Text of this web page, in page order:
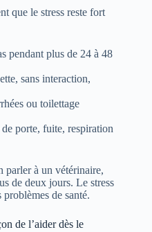
que le stress reste fort
pendant plus de 24 à 48
sans interaction,
ou toilettage
porte, fuite, respiration
parler à un vétérinaire,
de deux jours. Le stress
de santé.
de l’aider dès le